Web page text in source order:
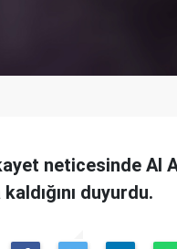
neticesinde Al
duyurdu.